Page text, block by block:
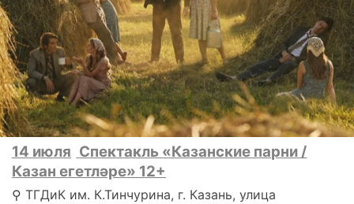
14 июля Спектакль «Казанские парни /
Казан егетләре» 12+
⚲ ТГДиК им. К.Тинчурина, г. Казань, улица